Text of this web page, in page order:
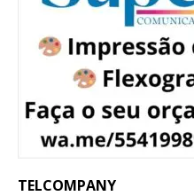
TELCOMPANY